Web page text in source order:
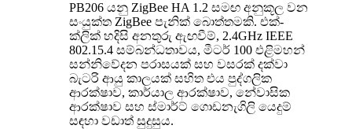
PB206 යනු ZigBee HA 1.2 සමඟ අනුකූල වන
සංයුක්ත ZigBee පැනික් බොත්තමකි. එක්-
ක්ලික් හදිසි අනතුරු ඇඟවීම්, 2.4GHz IEEE
802.15.4 සම්බන්ධතාවය, මීටර් 100 එළිමහන්
සන්නිවේදන පරාසයක් සහ වසරක් දක්වා
බැටරි ආයු කාලයක් සහිත එය පුද්ගලික
ආරක්ෂාව, කාර්යාල ආරක්ෂාව, නේවාසික
ආරක්ෂාව සහ ස්මාර්ට් ගොඩනැගිලි යෙදුම්
සඳහා වඩාත් සුදුසුය.